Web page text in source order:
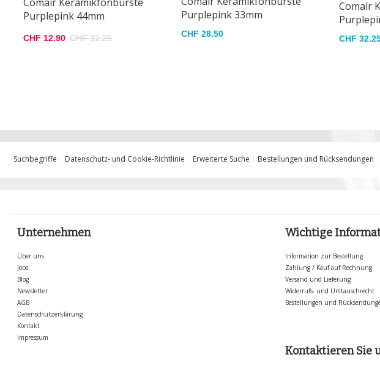
Purplepink 44mm
CHF 12.90 CHF 32.25
Purplepink 33mm
CHF 28.50
Comair
CHF
Suchbegriffe Datenschutz- und Cookie-Richtlinie Erweiterte Suche Bestellungen und Rücksendungen
Unternehmen
Über uns
Jobs
Blog
Newsletter
AGB
Datenschutzerklärung
Kontakt
Impressum
Wichtige
Information zur Bestellung
Zahlung / Kauf auf Rechnung
Versand und Lieferung
Widerrufs- und Umtauschrecht
Bestellungen und
Kontaktieren Sie